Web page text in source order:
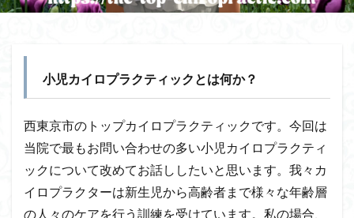
小児カイロプラクティックとは何か？
西東京市のトップカイロプラクティックです。今回は
当院で最もお問い合わせの多い小児カイロプラクティ
ックについて改めてお話ししたいと思います。我々カ
イロプラクターは新生児から高齢者まで様々な年齢層
の人々のケアを行う訓練を受けています。私の場合、